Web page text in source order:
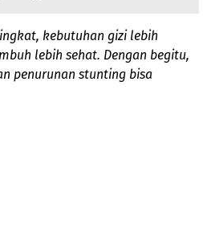
kebutuhan gizi lebih
lebih sehat. Dengan begitu,
penurunan stunting bisa